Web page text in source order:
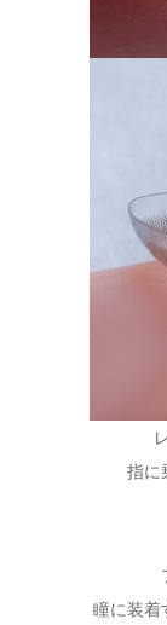
指に
瞳に装着